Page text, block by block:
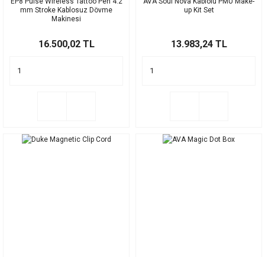
mm Stroke Kablosuz Dövme
Makinesi
16.500,02 TL
up Kit Set
13.983,24 TL